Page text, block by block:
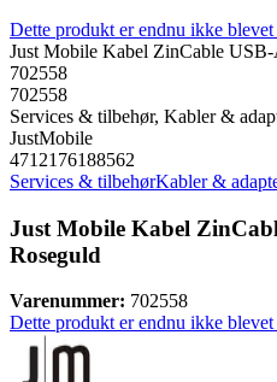
Dette produkt er endnu ikke blevet
Just Mobile Kabel ZinCable
702558
702558
Services & tilbehør, Kabler &
JustMobile
4712176188562
Services & tilbehørKabler &
Just Mobile Kabel
Roseguld
Varenummer: 702558
Dette produkt er endnu ikke blevet